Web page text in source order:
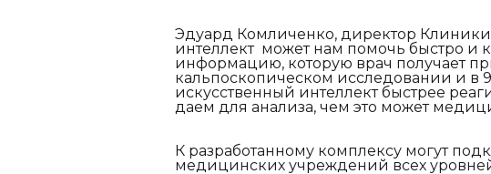
Эдуард Комличенко, директор
интеллект может нам помочь быстро и
информацию, которую врач получает
кальпоскопическом исследовании и в
искусственный интеллект быстрее
даем для анализа, чем это может
К разработанному комплексу могут
медицинских учреждений всех